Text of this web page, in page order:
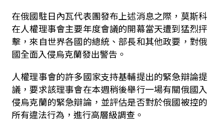
在俄國駐日內瓦代表團發布上述消息之際，莫斯科
在人權理事會主要年度會議的開幕當天遭到猛烈抨
擊，來自世界各國的總統、部長和其他政要，對俄
國全面入侵烏克蘭發出警告。
人權理事會的許多國家支持基輔提出的緊急辯論提
議，要求該理事會在本週稍後舉行一場有關俄國入
侵烏克蘭的緊急辯論，並評估是否對於俄國被控的
所有違法行為，進行高層級調查。